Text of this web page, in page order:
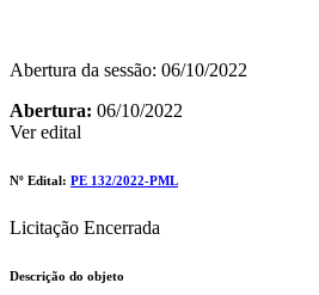
Abertura da sessão: 06/10/2022
Abertura: 06/10/2022
Ver edital
Nº Edital: PE 132/2022-PML
Licitação Encerrada
Descrição do objeto